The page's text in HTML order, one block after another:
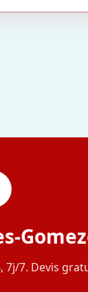
7j/7. Devis